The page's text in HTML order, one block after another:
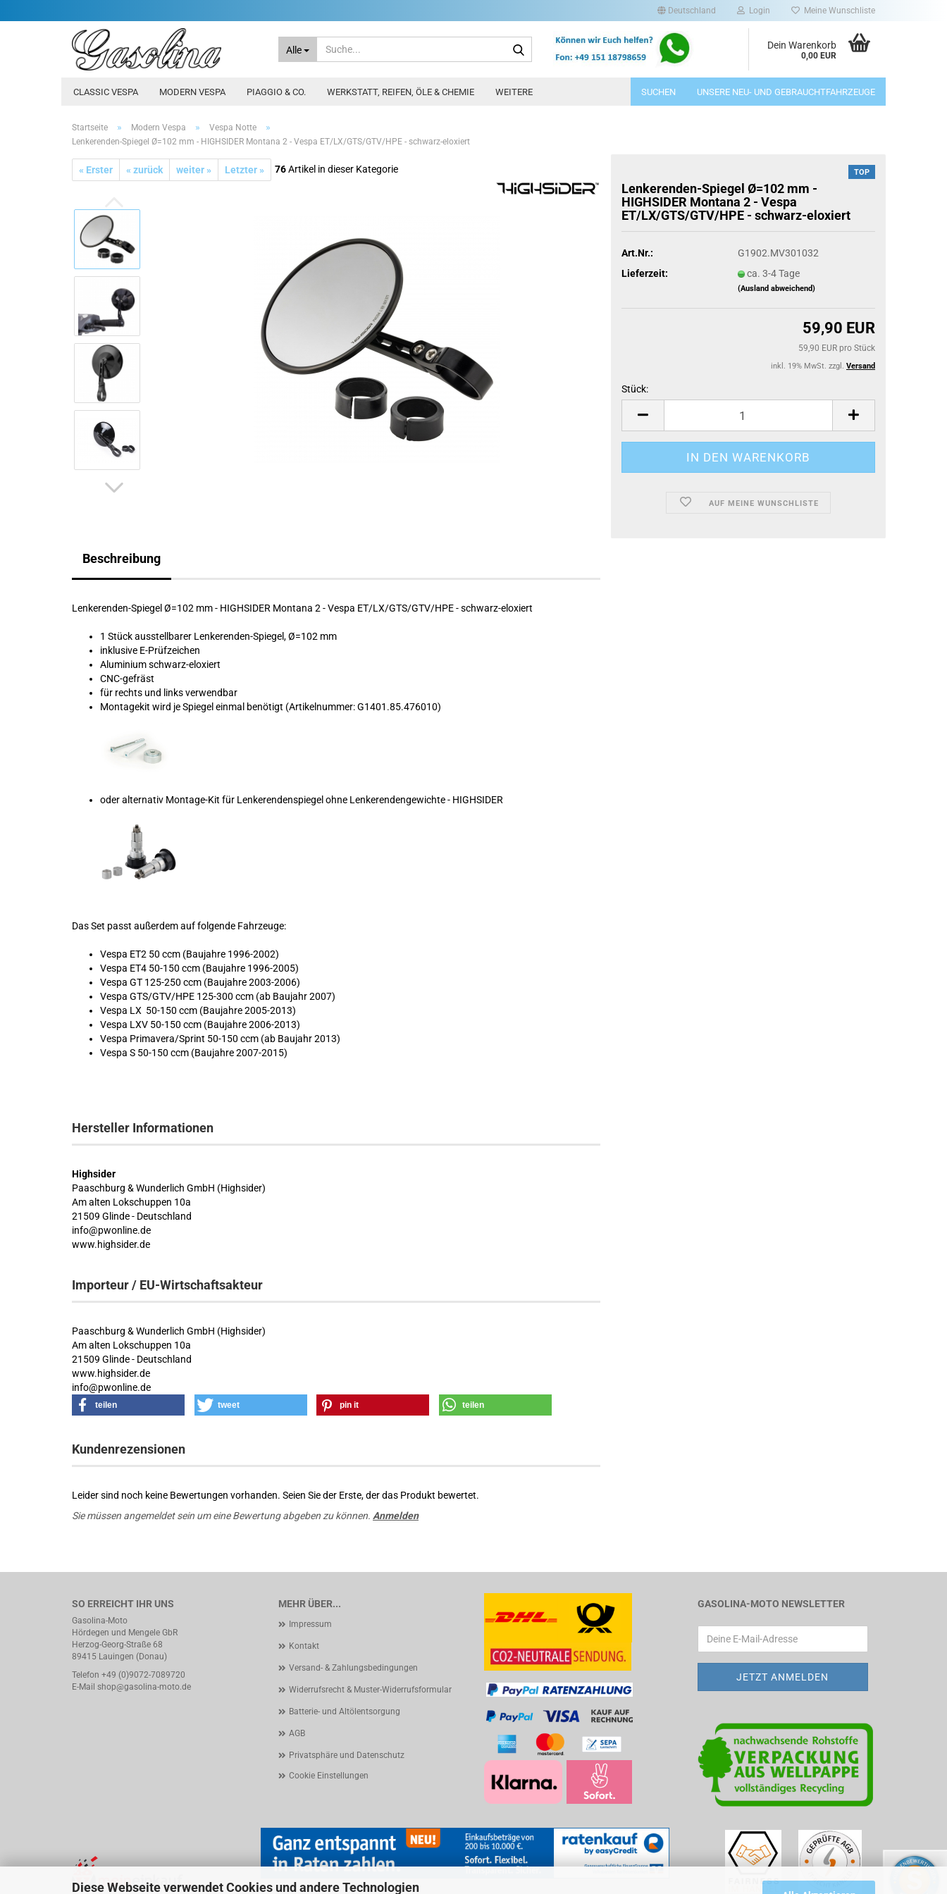
Diese Webseite verwendet Cookies und andere Technologien
Deutschland Login Meine Wunschliste
Alle
Suche... Dein Warenkorb
0,00 EUR
CLASSIC VESPA MODERN VESPA PIAGGIO & CO. WERKSTATT, REIFEN, ÖLE & CHEMIE SUCHEN UNSERE NEU- UND GEBRAUCHTFAHRZEUGE
WEITERE
Startseite » Modern Vespa » Vespa Notte »
Lenkerenden-Spiegel Ø=102 mm - HIGHSIDER Montana 2 - Vespa ET/LX/GTS/GTV/HPE - schwarz-eloxiert
« Erster « zurück weiter » Letzter » 76Artikel in dieser Kategorie TOP
Lenkerenden-Spiegel Ø=102 mm -
HIGHSIDER Montana 2 - Vespa
ET/LX/GTS/GTV/HPE - schwarz-eloxiert
Art.Nr.:
G1902.MV301032
Lieferzeit:
ca. 3-4 Tage
(Ausland abweichend)
59,90 EUR
59,90 EUR pro Stück
inkl. 19% MwSt. zzgl. Versand
Stück:
Stück
AUF MEINE WUNSCHLISTE
Beschreibung
Lenkerenden-Spiegel Ø=102 mm - HIGHSIDER Montana 2 - Vespa ET/LX/GTS/GTV/HPE - schwarz-eloxiert
1 Stück ausstellbarer Lenkerenden-Spiegel, Ø=102 mm
inklusive E-Prüfzeichen
Aluminium schwarz-eloxiert
CNC-gefräst
für rechts und links verwendbar
Montagekit wird je Spiegel einmal benötigt (Artikelnummer: G1401.85.476010)
oder alternativ Montage-Kit für Lenkerendenspiegel ohne Lenkerendengewichte - HIGHSIDER
Das Set passt außerdem auf folgende Fahrzeuge:
Vespa ET2 50 ccm (Baujahre 1996-2002)
Vespa ET4 50-150 ccm (Baujahre 1996-2005)
Vespa GT 125-250 ccm (Baujahre 2003-2006)
Vespa GTS/GTV/HPE 125-300 ccm (ab Baujahr 2007)
Vespa LX 50-150 ccm (Baujahre 2005-2013)
Vespa LXV 50-150 ccm (Baujahre 2006-2013)
Vespa Primavera/Sprint 50-150 ccm (ab Baujahr 2013)
Vespa S 50-150 ccm (Baujahre 2007-2015)
Hersteller Informationen
Highsider
Paaschburg & Wunderlich GmbH (Highsider)
Am alten Lokschuppen 10a
21509 Glinde - Deutschland
info@pwonline.de
www.highsider.de
Importeur / EU-Wirtschaftsakteur
Paaschburg & Wunderlich GmbH (Highsider)
Am alten Lokschuppen 10a
21509 Glinde - Deutschland
www.highsider.de
info@pwonline.de
teilen tweet pin it teilen
Kundenrezensionen
Leider sind noch keine Bewertungen vorhanden. Seien Sie der Erste, der das Produkt bewertet.
Sie müssen angemeldet sein um eine Bewertung abgeben zu können. Anmelden
MEHR ÜBER...
Impressum
Kontakt
Versand- & Zahlungsbedingungen
Widerrufsrecht & Muster-Widerrufsformular
Batterie- und Altölentsorgung
AGB
Privatsphäre und Datenschutz
Cookie Einstellungen
GASOLINA-MOTO NEWSLETTER
SO ERREICHT IHR UNS
Gasolina-Moto
Hördegen und Mengele GbR
Herzog-Georg-Straße 68
89415 Lauingen (Donau)
Telefon +49 (0)9072-7089720
E-Mail shop@gasolina-moto.de